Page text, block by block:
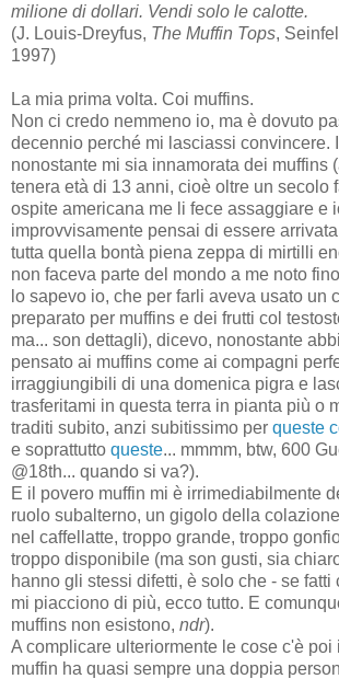
milione di dollari. Vendi solo le calotte.
(J. Louis-Dreyfus, The Muffin Tops,
1997)
La mia prima volta. Coi muffins.
Non ci credo nemmeno io, ma è dovuto
decennio perché mi lasciassi convincere.
nonostante mi sia innamorata dei muffins
tenera età di 13 anni, cioè oltre un secolo
ospite americana me li fece assaggiare e
improvvisamente pensai di essere
tutta quella bontà piena zeppa di mirtilli
non faceva parte del mondo a me noto
lo sapevo io, che per farli aveva usato un
preparato per muffins e dei frutti col
ma... son dettagli), dicevo, nonostante
pensato ai muffins come ai compagni
irraggiungibili di una domenica pigra e
trasferitami in questa terra in pianta più o
traditi subito, anzi subitissimo per queste
e soprattutto queste... mmmm, btw, 600
@18th... quando si va?).
E il povero muffin mi è irrimediabilmente
ruolo subalterno, un gigolo della
nel caffellatte, troppo grande, troppo
troppo disponibile (ma son gusti, sia
hanno gli stessi difetti, è solo che - se fatti
mi piacciono di più, ecco tutto. E
muffins non esistono, ndr).
A complicare ulteriormente le cose c'è poi
muffin ha quasi sempre una doppia